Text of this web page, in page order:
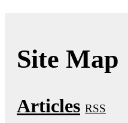
Site Map
Articles RSS